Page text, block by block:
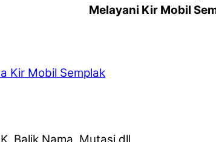
Melayani Kir Mobil
Kir Mobil Semplak